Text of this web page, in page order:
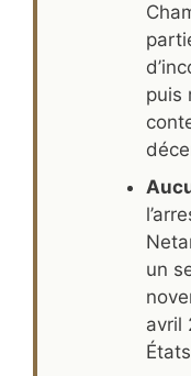
puis
un
avril